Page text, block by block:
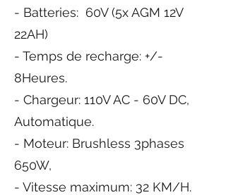
- Batteries: 60V (5x AGM 12V
22AH)
- Temps de recharge: +/-
8Heures.
- Chargeur: 110V AC - 60V DC,
Automatique.
- Moteur: Brushless 3phases
650W,
- Vitesse maximum: 32 KM/H.